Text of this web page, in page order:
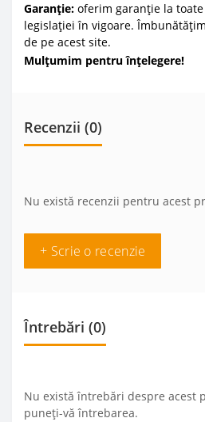
Garanție: oferim garanție la
legislației în vigoare.
de pe acest site.
Mulțumim pentru înțelegere!
Recenzii (0)
Nu există recenzii pentru acest
+ Scrie o recenzie
Întrebări (0)
Nu există întrebări despre acest
puneți-vă întrebarea.